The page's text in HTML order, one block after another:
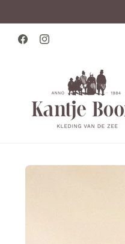
content
FacebookInstagram